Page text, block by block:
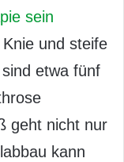
sein
und steife
etwa fünf
geht nicht nur
kann